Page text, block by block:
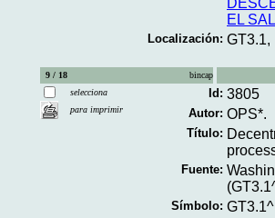
EL
Localización: GT3.1,
9 / 18
bincap
selecciona
para imprimir
Id: 3805
Autor: OPS*.
Título:
Fuente:
Símbolo: